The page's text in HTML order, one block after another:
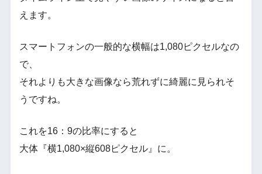
えます。
スマートフォンの一般的な横幅は1,080ピクセルなの
で、
それよりも大きな画像なら荒れずに綺麗に見られそ
うですね。
これを16：9の比率にすると
大体『横1,080×縦608ピクセル』に。